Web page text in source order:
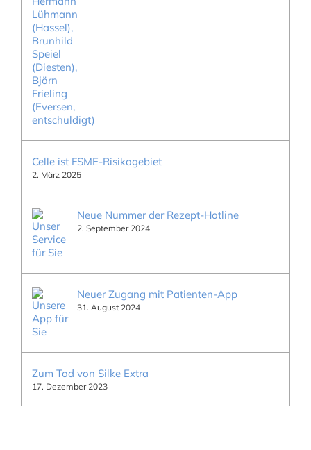
Celle ist FSME-Risikogebiet
2. März 2025
Neue Nummer der Rezept-Hotline
2. September 2024
Neuer Zugang mit Patienten-App
31. August 2024
Zum Tod von Silke Extra
17. Dezember 2023